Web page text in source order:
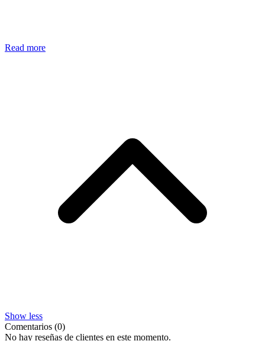
Read more
Show less
Comentarios (0)
No hay reseñas de clientes en este momento.